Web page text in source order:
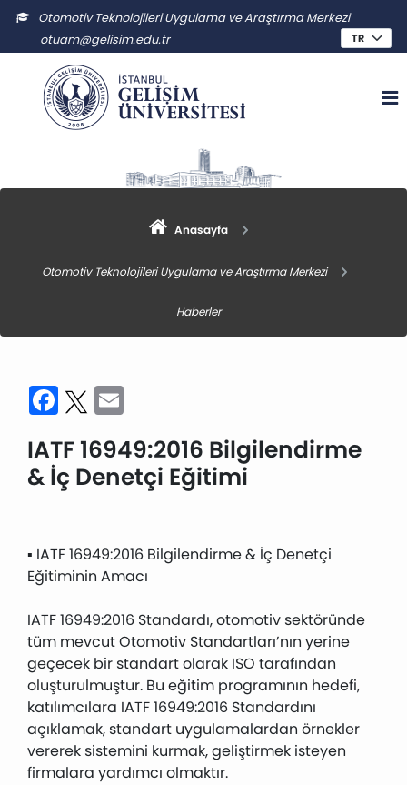
Otomotiv Teknolojileri Uygulama ve Araştırma Merkezi
otuam@gelisim.edu.tr
Anasayfa
Otomotiv Teknolojileri Uygulama ve Araştırma Merkezi
Haberler
Facebook
Twitter
IATF 16949:2016 Bilgilendirme
& İç Denetçi Eğitimi
▪️ IATF 16949:2016 Bilgilendirme & İç Denetçi
Eğitiminin Amacı
IATF 16949:2016 Standardı, otomotiv sektöründe
tüm mevcut Otomotiv Standartları’nın yerine
geçecek bir standart olarak ISO tarafından
oluşturulmuştur. Bu eğitim programının hedefi,
katılımcılara IATF 16949:2016 Standardını
açıklamak, standart uygulamalardan örnekler
vererek sistemini kurmak, geliştirmek isteyen
firmalara yardımcı olmaktır.